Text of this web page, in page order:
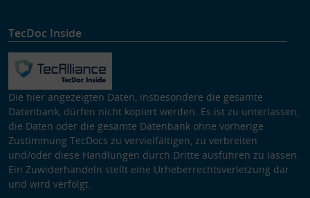
TecDoc Inside
Die hier angezeigten Daten, insbesondere die gesamte
Datenbank, dürfen nicht kopiert werden. Es ist zu unterlassen,
die Daten oder die gesamte Datenbank ohne vorherige
Zustimmung TecDocs zu vervielfältigen, zu verbreiten
und/oder diese Handlungen durch Dritte ausführen zu lassen.
Ein Zuwiderhandeln stellt eine Urheberrechtsverletzung dar
und wird verfolgt.